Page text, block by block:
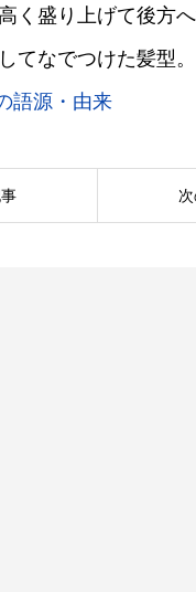
く盛り上げて後方
てなでつけた髪型。
語源・由来